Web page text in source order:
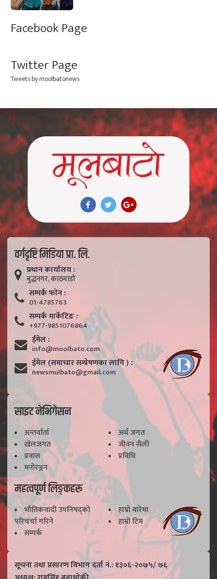
Facebook Page
Twitter Page
Tweets by moolbatonews
वर्गदृष्टि मिडिया प्रा. लि.
प्रधान कार्यालय :
बुद्धनगर, काठमाडाैं
सम्पर्क फाेन :
01-4785763
सम्पर्क मार्केटिङ :
+977-9851076864
ईमेल :
info@moolbato.com
ईमेल (समाचार सम्प्रेषणका लागि ) :
newsmulbato@gmail.com
साइट नेभिगेसन
अन्तर्वार्ता
अर्थ जगत
खेलजगत
जीवन सैली
प्रवास
प्रविधि
मनोरञ्जन
महत्वपूर्ण लिङ्कहरू
भाैतिकवादी उपनिषद्काे
परिचर्चा गरिने
हाम्राे बारेमा
हाम्राे टिम
सम्पर्क
सूचना तथा प्रसारण विभाग दर्ता नं.: १३०६-२०७५/ ७६